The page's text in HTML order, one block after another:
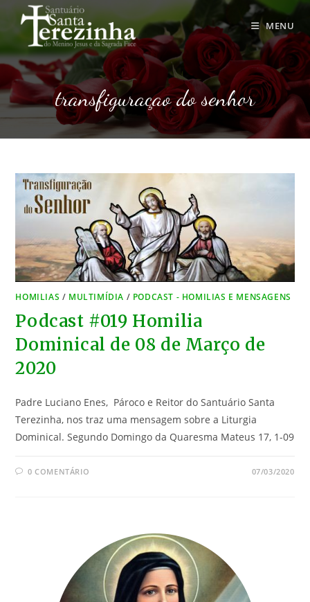
para
conteúdo
MENU
transfiguraçao do senhor
HOMILIAS / MULTIMÍDIA / PODCAST - HOMILIAS E MENSAGENS
Podcast #019 Homilia
Dominical de 08 de Março de
2020
Padre Luciano Enes, Pároco e Reitor do Santuário Santa
Terezinha, nos traz uma mensagem sobre a Liturgia
Dominical. Segundo Domingo da Quaresma Mateus 17, 1-09
0 COMENTÁRIO 07/03/2020